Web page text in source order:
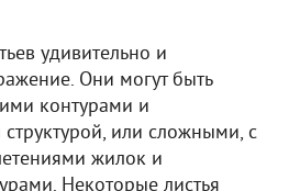
удивительно и
Они могут быть
контурами и
или сложными, с
жилок и